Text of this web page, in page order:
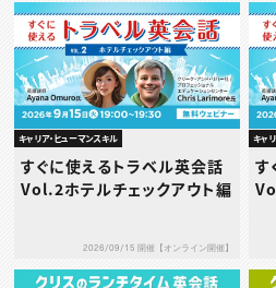
キャリア・ヒューマンスキル
すぐに使えるトラベル英会話
Vol.2ホテルチェックアウト編
2026/09/15 開催【オンライン開催】
キャ
す